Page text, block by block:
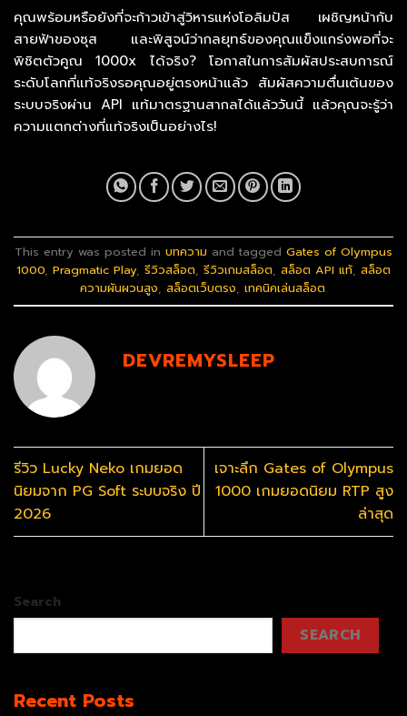
คุณพร้อมหรือยังที่จะก้าวเข้าสู่วิหารแห่งโอลิมปัส เผชิญหน้ากับ
สายฟ้าของซุส และพิสูจน์ว่ากลยุทธ์ของคุณแข็งแกร่งพอที่จะ
พิชิตตัวคูณ 1000x ได้จริง? โอกาสในการสัมผัสประสบการณ์
ระดับโลกที่แท้จริงรอคุณอยู่ตรงหน้าแล้ว สัมผัสความตื่นเต้นของ
ระบบจริงผ่าน API แท้มาตรฐานสากลได้แล้ววันนี้ แล้วคุณจะรู้ว่า
ความแตกต่างที่แท้จริงเป็นอย่างไร!
This entry was posted in บทความ and tagged Gates of Olympus
1000, Pragmatic Play, รีวิวสล็อต, รีวิวเกมสล็อต, สล็อต API แท้, สล็อต
ความผันผวนสูง, สล็อตเว็บตรง, เทคนิคเล่นสล็อต.
DEVREMYSLEEP
รีวิว Lucky Neko เกมยอด
นิยมจาก PG Soft ระบบจริง ปี
2026
เจาะลึก Gates of Olympus
1000 เกมยอดนิยม RTP สูง
ล่าสุด
Search
SEARCH
Recent Posts